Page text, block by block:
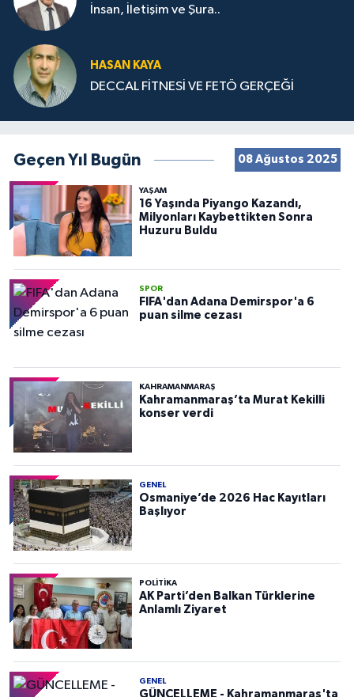
İnsan, İletişim ve Şura..
HASAN KAYA
DECCAL FİTNESİ VE FETÖ GERÇEĞİ
Geçen Yıl Bugün 08 Ağustos 2025
YAŞAM
16 Yaşında Piyango Kazandı,
Milyonları Kaybettikten Sonra
Huzuru Buldu
SPOR
FIFA'dan Adana Demirspor'a 6
puan silme cezası
KAHRAMANMARAŞ
Kahramanmaraş’ta Murat Kekilli
konser verdi
GENEL
Osmaniye’de 2026 Hac Kayıtları
Başlıyor
POLITIKA
AK Parti’den Balkan Türklerine
Anlamlı Ziyaret
GENEL
GÜNCELLEME - Kahramanmaraş'ta